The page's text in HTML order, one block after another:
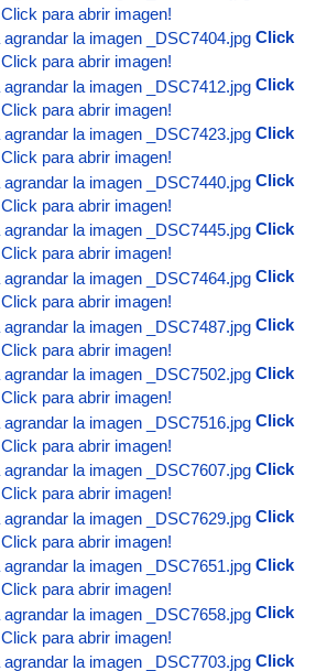
Click para abrir imagen!
Click
Click para abrir imagen!
Click
Click para abrir imagen!
Click
Click para abrir imagen!
Click
Click para abrir imagen!
Click
Click para abrir imagen!
Click
Click para abrir imagen!
Click
Click para abrir imagen!
Click
Click para abrir imagen!
Click
Click para abrir imagen!
Click
Click para abrir imagen!
Click
Click para abrir imagen!
Click
Click para abrir imagen!
Click
Click para abrir imagen!
Click